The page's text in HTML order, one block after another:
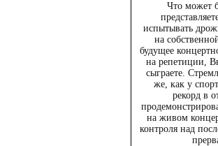
Что может
испытывать
на
будущее
на репетиции,
сыграете.
же, как у
рекорд в
на живом
контроля над